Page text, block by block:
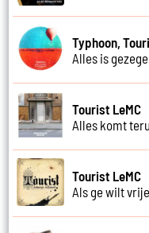
Typhoon,
Alles is
Tourist LeMC
Alles komt
Tourist LeMC
Als ge wilt